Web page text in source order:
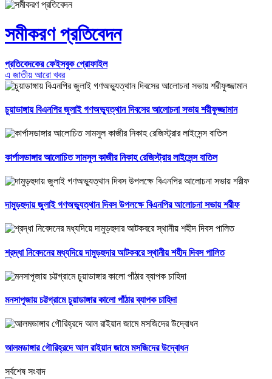
সমীকরণ প্রতিবেদন
প্রতিবেদকের ফেইসবুক প্রোফাইল
এ জাতীয় আরো খবর
চুয়াডাঙ্গায় বিএনপির জুলাই গণঅভ্যুত্থান দিবসের আলোচনা সভায় শরীফুজ্জামান
কার্পাসডাঙ্গার আলোচিত সামসুল কাজীর নিকাহ রেজিস্ট্রার লাইসেন্স বাতিল
দামুড়হুদায় জুলাই গণঅভ্যুত্থান দিবস উপলক্ষে বিএনপির আলোচনা সভায় শরীফ
শ্রদ্ধা নিবেদনের মধ্যদিয়ে দামুড়হুদার আটকবরে স্থানীয় শহীদ দিবস পালিত
মনসাপূজায় চট্টগ্রামে চুয়াডাঙ্গার কালো পাঁঠার ব্যাপক চাহিদা
আলমডাঙ্গার গৌরিহ্রদে আল রাইয়ান জামে মসজিদের উদ্বোধন
সর্বশেষ সংবাদ